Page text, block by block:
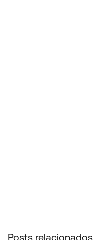
Posts relacionados